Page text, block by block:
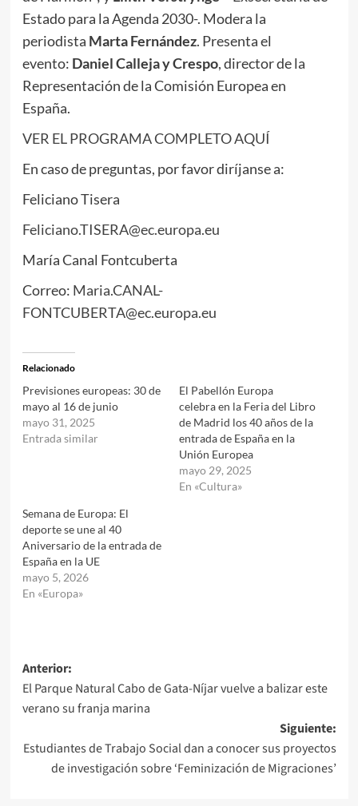
Estado para la Agenda 2030-. Modera la
periodista Marta Fernández. Presenta el
evento: Daniel Calleja y Crespo, director de la
Representación de la Comisión Europea en
España.
VER EL PROGRAMA COMPLETO AQUÍ
En caso de preguntas, por favor diríjanse a:
Feliciano Tisera
Feliciano.TISERA@ec.europa.eu
María Canal Fontcuberta
Correo: Maria.CANAL-
FONTCUBERTA@ec.europa.eu
Relacionado
Previsiones europeas: 30 de
mayo al 16 de junio
mayo 31, 2025
Entrada similar
El Pabellón Europa
celebra en la Feria del Libro
de Madrid los 40 años de la
entrada de España en la
Unión Europea
mayo 29, 2025
En «Cultura»
Semana de Europa: El
deporte se une al 40
Aniversario de la entrada de
España en la UE
mayo 5, 2026
En «Europa»
Navegación
de
entradas
Anterior:
El Parque Natural Cabo de Gata-Níjar vuelve a balizar este
verano su franja marina
Siguiente:
Estudiantes de Trabajo Social dan a conocer sus proyectos
de investigación sobre ‘Feminización de Migraciones’